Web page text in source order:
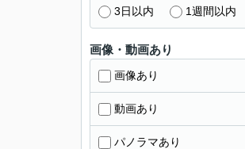
3日以内 1週間以内
画像・動画あり
画像あり
動画あり
パノラマあり